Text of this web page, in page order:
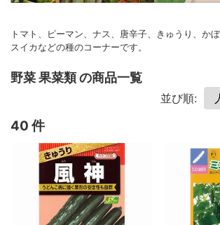
トマト、ピーマン、ナス、唐辛子、きゅうり、か
スイカなどの種のコーナーです。
野菜 果菜類 の商品一覧
並び順:
40 件